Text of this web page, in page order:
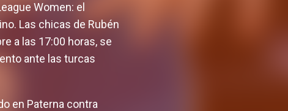
Women: el
Las chicas de Rubén
a las 17:00 horas, se
ante las turcas
en Paterna contra